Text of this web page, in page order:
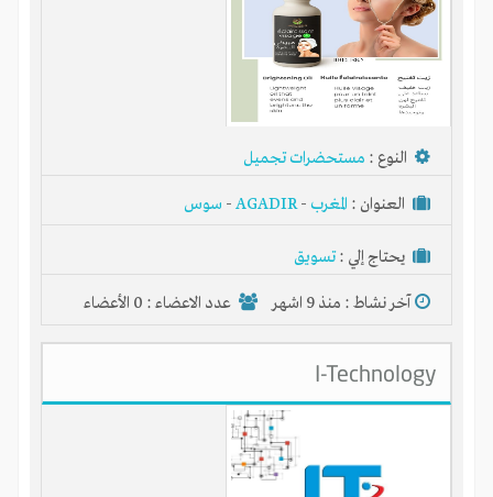
آلاف المشروعات الناشئة والقائمة
آلاف المستثمرين والخبراء والمسوقين
آلاف الأفكار الجيدة للاستثمار
انضم إلى آلاف المستثمرين
النوع : مستحضرات تجميل
العنوان : المغرب -
AGADIR
- سوس
يحتاج إلي :تسويق
آخر نشاط : منذ 9 اشهر عدد الاعضاء : 0 الأعضاء
I-Technology